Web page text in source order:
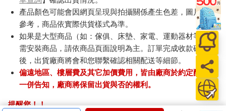
產品顏色可能會因網頁呈現與拍攝關係產生色差，圖片僅供
參考，商品依實際供貨樣式為準。
如果是大型商品（如：傢俱、床墊、家電、運動器材等）及
需安裝商品，請依商品頁面說明為主。訂單完成收款確認
後，出貨廠商將會和您聯繫確認相關配送等細節。
偏遠地區、樓層費及其它加價費用，皆由廠商於約定配送時
一併告知，廠商將保留出貨與否的權利。
提醒您！！